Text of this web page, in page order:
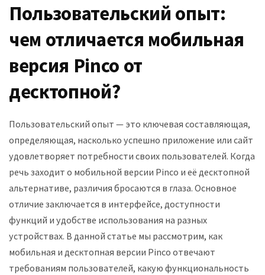
Пользовательский опыт:
чем отличается мобильная
версия Pinco от
десктопной?
Пользовательский опыт — это ключевая составляющая,
определяющая, насколько успешно приложение или сайт
удовлетворяет потребности своих пользователей. Когда
речь заходит о мобильной версии Pinco и её десктопной
альтернативе, различия бросаются в глаза. Основное
отличие заключается в интерфейсе, доступности
функций и удобстве использования на разных
устройствах. В данной статье мы рассмотрим, как
мобильная и десктопная версии Pinco отвечают
требованиям пользователей, какую функциональность